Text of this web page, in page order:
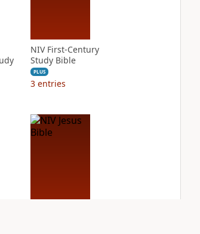
NIV First-Century
Study Bible
PLUS
3 entries